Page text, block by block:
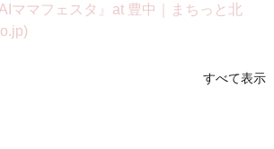
ママフェスタ』at 豊中｜まちっと北
)
すべて表示